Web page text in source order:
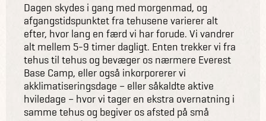
Dagen skydes i gang med morgenmad, og
afgangstidspunktet fra tehusene varierer alt
efter, hvor lang en færd vi har forude. Vi vandrer
alt mellem 5-9 timer dagligt. Enten trekker vi fra
tehus til tehus og bevæger os nærmere Everest
Base Camp, eller også inkorporerer vi
akklimatiseringsdage – eller såkaldte aktive
hviledage – hvor vi tager en ekstra overnatning i
samme tehus og begiver os afsted på små